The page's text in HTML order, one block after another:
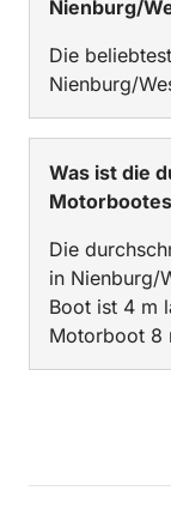
Nienburg/
Die
Nienburg/
Was ist die
Die
in Nienburg/
Boot ist 4 m
Motorboot 8